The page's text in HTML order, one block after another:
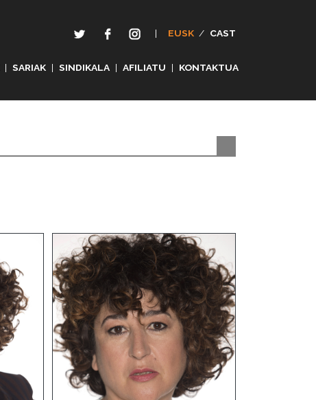
| EUSK / CAST
| SARIAK | SINDIKALA | AFILIATU | KONTAKTUA